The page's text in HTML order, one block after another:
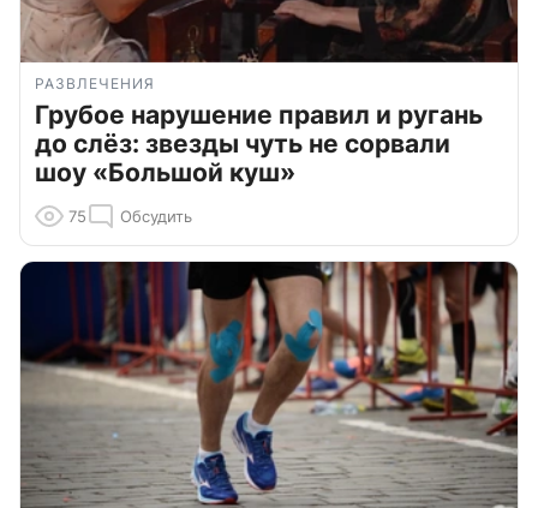
РАЗВЛЕЧЕНИЯ
Грубое нарушение правил и ругань
до слёз: звезды чуть не сорвали
шоу «Большой куш»
75 Обсудить